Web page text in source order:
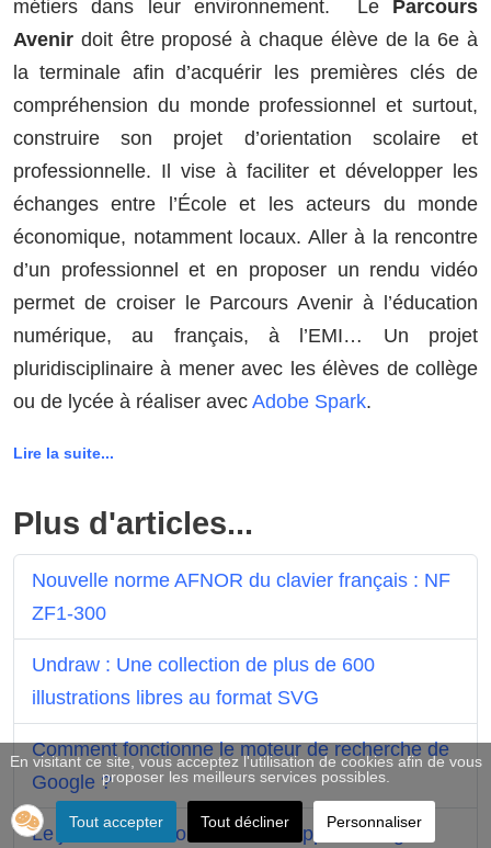
métiers dans leur environnement. Le Parcours
Avenir doit être proposé à chaque élève de la 6e à
la terminale afin d’acquérir les premières clés de
compréhension du monde professionnel et surtout,
construire son projet d’orientation scolaire et
professionnelle. Il vise à faciliter et développer les
échanges entre l’École et les acteurs du monde
économique, notamment locaux. Aller à la rencontre
d’un professionnel et en proposer un rendu vidéo
permet de croiser le Parcours Avenir à l’éducation
numérique, au français, à l’EMI… Un projet
pluridisciplinaire à mener avec les élèves de collège
ou de lycée à réaliser avec Adobe Spark.
Lire la suite...
Plus d'articles...
Nouvelle norme AFNOR du clavier français : NF
ZF1-300
Undraw : Une collection de plus de 600
illustrations libres au format SVG
Comment fonctionne le moteur de recherche de
Google ?
Le jeu éducatif comme outil d'apprentissage
En visitant ce site, vous acceptez l'utilisation de cookies afin de vous
proposer les meilleurs services possibles.
Tout accepter Tout décliner Personnaliser